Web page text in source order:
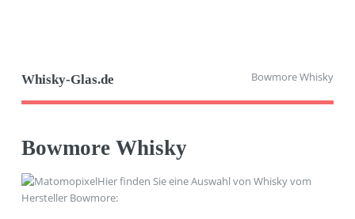
Whisky-Glas.de Bowmore Whisky
Bowmore Whisky
Hier finden Sie eine Auswahl von Whisky vom
Hersteller Bowmore: